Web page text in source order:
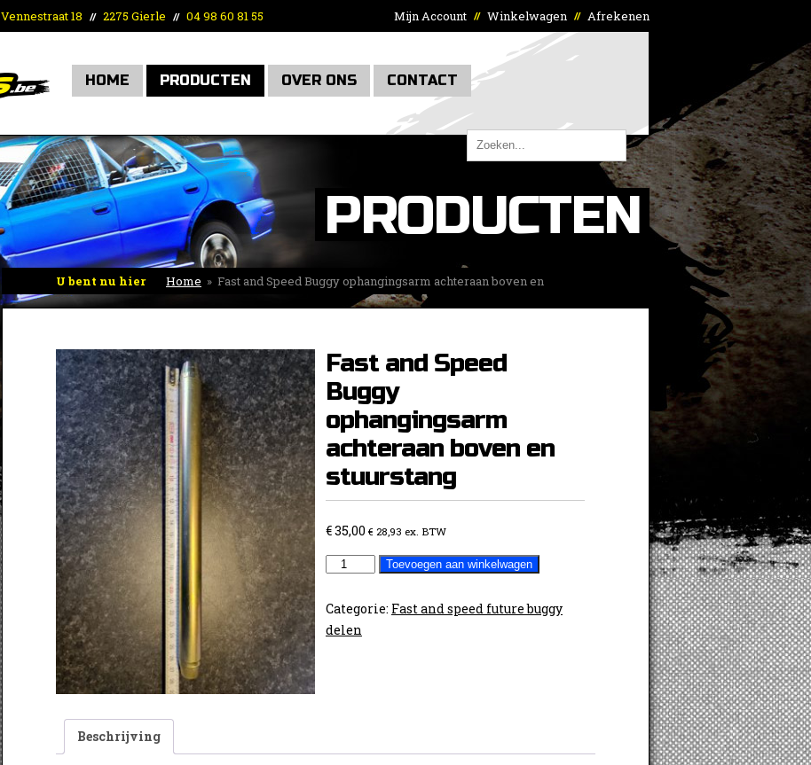
Vennestraat 18 // 2275 Gierle // 04 98 60 81 55 Mijn Account // Winkelwagen // Afrekenen
HOME PRODUCTEN OVER ONS CONTACT
PRODUCTEN
U bent nu hier Home » Fast and Speed Buggy ophangingsarm achteraan boven en
stuurstang
Fast and Speed
Buggy
ophangingsarm
achteraan boven en
stuurstang
€35,00 € 28,93 ex. BTW
Fast
Speed
Buggy
aantal
Toevoegen aan winkelwagen
Categorie: Fast and speed future buggy
delen
Beschrijving